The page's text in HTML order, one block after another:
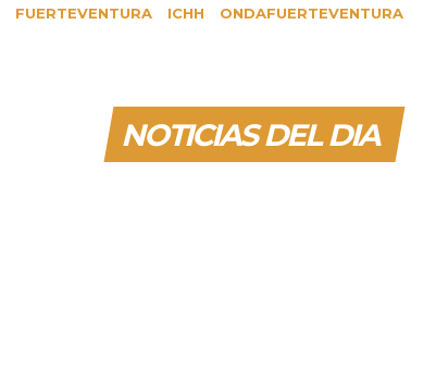
FUERTEVENTURA ICHH
ONDAFUERTEVENTURA
NOTICIAS DEL DIA